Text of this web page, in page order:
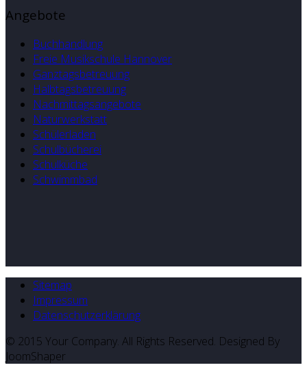
Angebote
Buchhandlung
Freie Musikschule Hannover
Ganztagsbetreuung
Halbtagsbetreuung
Nachmittagsangebote
Naturwerkstatt
Schülerladen
Schulbücherei
Schulküche
Schwimmbad
Sitemap
Impressum
Datenschutzerklärung
© 2015 Your Company. All Rights Reserved. Designed By
JoomShaper